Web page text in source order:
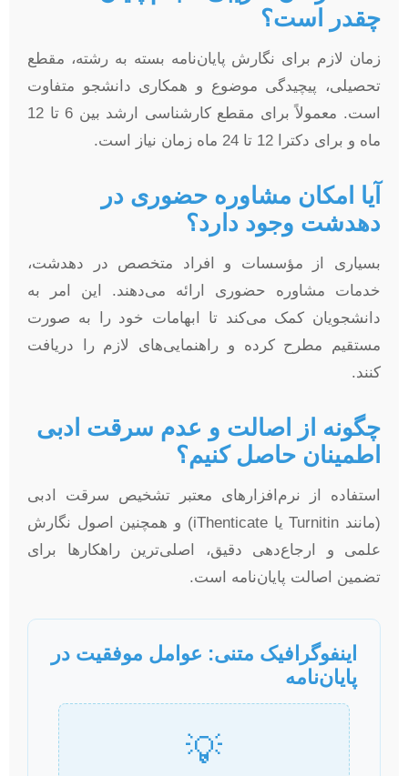
چقدر است؟
زمان لازم برای نگارش پایان‌نامه بسته به رشته، مقطع
تحصیلی، پیچیدگی موضوع و همکاری دانشجو متفاوت
است. معمولاً برای مقطع کارشناسی ارشد بین 6 تا 12
ماه و برای دکترا 12 تا 24 ماه زمان نیاز است.
آیا امکان مشاوره حضوری در
دهدشت وجود دارد؟
بسیاری از مؤسسات و افراد متخصص در دهدشت،
خدمات مشاوره حضوری ارائه می‌دهند. این امر به
دانشجویان کمک می‌کند تا ابهامات خود را به صورت
مستقیم مطرح کرده و راهنمایی‌های لازم را دریافت
کنند.
چگونه از اصالت و عدم سرقت ادبی
اطمینان حاصل کنیم؟
استفاده از نرم‌افزارهای معتبر تشخیص سرقت ادبی
(مانند Turnitin یا iThenticate) و همچنین اصول نگارش
علمی و ارجاع‌دهی دقیق، اصلی‌ترین راهکارها برای
تضمین اصالت پایان‌نامه است.
اینفوگرافیک متنی: عوامل موفقیت در
پایان‌نامه
💡